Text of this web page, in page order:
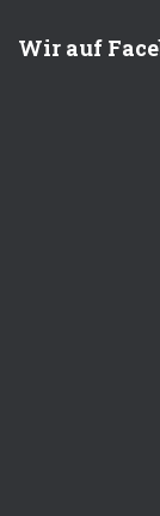
Wir auf